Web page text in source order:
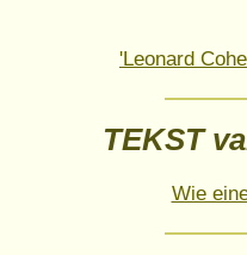
'Leonard
TEKST
Wie